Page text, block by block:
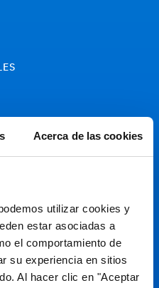
Acerca de las cookies
utilizar cookies y
estar asociadas a
el comportamiento de
su experiencia en sitios
Al hacer clic en "Aceptar
profesionales sanitarios de